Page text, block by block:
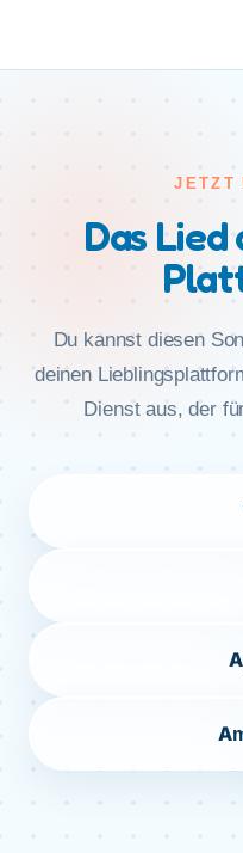
JETZT
Das
Du kannst diesen
deinen
Dienst aus, der